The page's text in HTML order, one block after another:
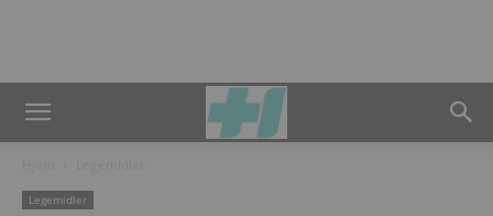
Legemidler